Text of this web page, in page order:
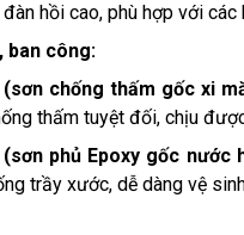
hồi cao, phù hợp với các
ban công:
(sơn chống thấm gốc xi
thấm tuyệt đối, chịu
(sơn phủ Epoxy gốc nước
trầy xước, dễ dàng vệ